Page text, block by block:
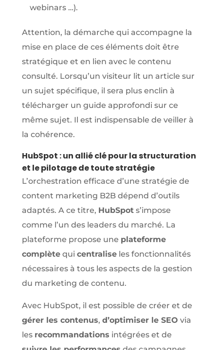
webinars …).
Attention, la démarche qui accompagne la
mise en place de ces éléments doit être
stratégique et en lien avec le contenu
consulté. Lorsqu’un visiteur lit un article sur
un sujet spécifique, il sera plus enclin à
télécharger un guide approfondi sur ce
même sujet. Il est indispensable de veiller à
la cohérence.
HubSpot : un allié clé pour la structuration
et le pilotage de toute stratégie
L’orchestration efficace d’une stratégie de
content marketing B2B dépend d’outils
adaptés. A ce titre, HubSpots’impose
comme l’un des leaders du marché. La
plateforme propose une plateforme
complètequi centraliseles fonctionnalités
nécessaires à tous les aspects de la gestion
du marketing de contenu.
Avec HubSpot, il est possible de créer et de
gérer les contenus, d’optimiser le SEO via
les recommandations intégrées et de